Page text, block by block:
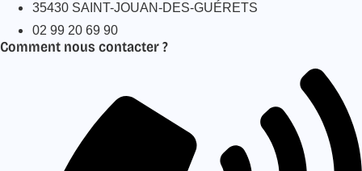
35430 SAINT-JOUAN-DES-GUÉRETS
02 99 20 69 90
Comment nous contacter ?